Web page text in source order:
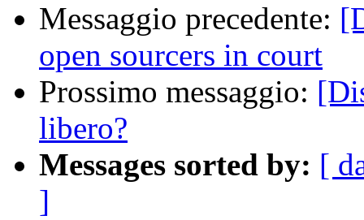
Messaggio precedente:
open sourcers in court
Prossimo messaggio:
libero?
Messages sorted by: [
]